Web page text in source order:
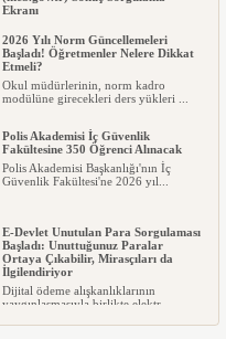
Ekranı
Milyonlarca öğrenci için ...
2026 Yılı Norm Güncellemeleri
Başladı! Öğretmenler Nelere Dikkat
Etmeli?
Okul müdürlerinin, norm kadro
modülüne girecekleri ders yükleri ...
Polis Akademisi İç Güvenlik
Fakültesine 350 Öğrenci Alınacak
Polis Akademisi Başkanlığı'nın İç
Güvenlik Fakültesi'ne 2026 yıl...
E-Devlet Unutulan Para Sorgulaması
Başladı: Unuttuğunuz Paralar
Ortaya Çıkabilir, Mirasçıları da
İlgilendiriyor
Dijital ödeme alışkanlıklarının
yaygınlaşmasıyla birlikte elektr...
İşte Okullarda Öğrencilerin